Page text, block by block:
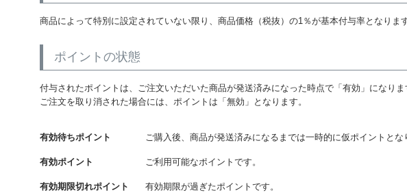
商品によって特別に設定されていない限り、商品価格（税抜）の1％が基本付与率となります
ポイントの状態
付与されたポイントは、ご注文いただいた商品が発送済みになった時点で「有効」になりま
ご注文を取り消された場合には、ポイントは「無効」となります。
有効待ちポイント ご購入後、商品が発送済みになるまでは一時的に仮ポイントとな
有効ポイント ご利用可能なポイントです。
有効期限切れポイント 有効期限が過ぎたポイントです。